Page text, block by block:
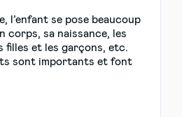
l’enfant se pose beaucoup
corps, sa naissance, les
filles et les garçons, etc.
sont importants et font